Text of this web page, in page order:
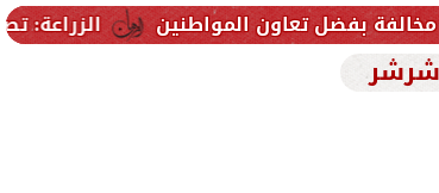
الزراعة: تصدر 712 ترخيص تشغيل جديد لمشروعات الثروة الحيوانية والداجنة.. وتسجيل 832 مخلوط أعلاف
شرشر